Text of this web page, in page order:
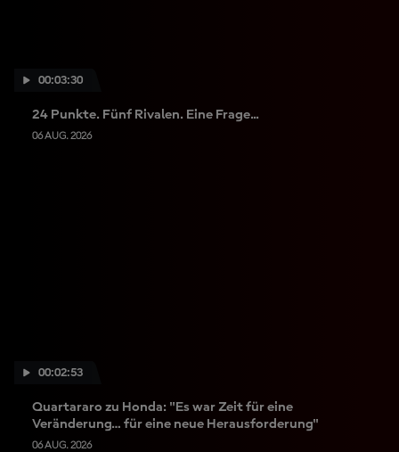
00:03:30
24 Punkte. Fünf Rivalen. Eine Frage...
06 AUG. 2026
00:02:53
Quartararo zu Honda: "Es war Zeit für eine
Veränderung… für eine neue Herausforderung"
06 AUG. 2026